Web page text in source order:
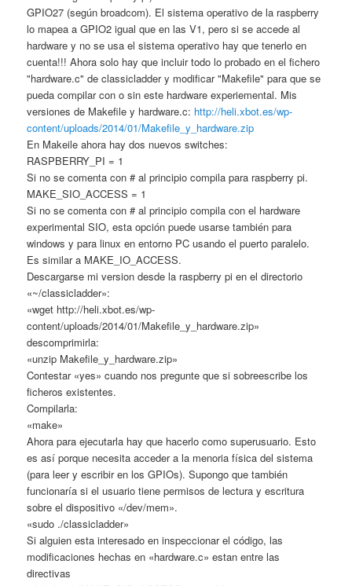
GPIO27 (según broadcom). El sistema operativo de la raspberry
lo mapea a GPIO2 igual que en las V1, pero si se accede al
hardware y no se usa el sistema operativo hay que tenerlo en
cuenta!!! Ahora solo hay que incluir todo lo probado en el fichero
"hardware.c" de classicladder y modificar "Makefile" para que se
pueda compilar con o sin este hardware experiemental. Mis
versiones de Makefile y hardware.c: http://heli.xbot.es/wp-
content/uploads/2014/01/Makefile_y_hardware.zip
En Makeile ahora hay dos nuevos switches:
RASPBERRY_PI = 1
Si no se comenta con # al principio compila para raspberry pi.
MAKE_SIO_ACCESS = 1
Si no se comenta con # al principio compila con el hardware
experimental SIO, esta opción puede usarse también para
windows y para linux en entorno PC usando el puerto paralelo.
Es similar a MAKE_IO_ACCESS.
Descargarse mi version desde la raspberry pi en el directorio
«~/classicladder»:
«wget http://heli.xbot.es/wp-
content/uploads/2014/01/Makefile_y_hardware.zip»
descomprimirla:
«unzip Makefile_y_hardware.zip»
Contestar «yes» cuando nos pregunte que si sobreescribe los
ficheros existentes.
Compilarla:
«make»
Ahora para ejecutarla hay que hacerlo como superusuario. Esto
es así porque necesita acceder a la menoria física del sistema
(para leer y escribir en los GPIOs). Supongo que también
funcionaría si el usuario tiene permisos de lectura y escritura
sobre el dispositivo «/dev/mem».
«sudo ./classicladder»
Si alguien esta interesado en inspeccionar el código, las
modificaciones hechas en «hardware.c» estan entre las
directivas